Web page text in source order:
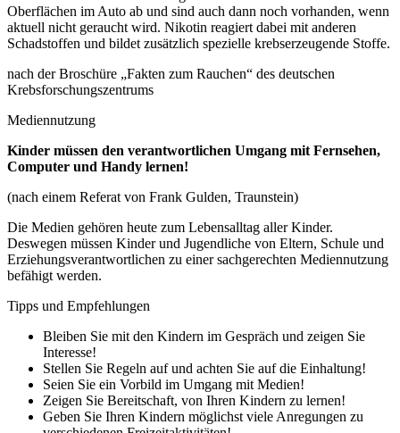
Oberflächen im Auto ab und sind auch dann noch vorhanden, wenn
aktuell nicht geraucht wird. Nikotin reagiert dabei mit anderen
Schadstoffen und bildet zusätzlich spezielle krebserzeugende Stoffe.
nach der Broschüre „Fakten zum Rauchen“ des deutschen
Krebsforschungszentrums
Mediennutzung
Kinder müssen den verantwortlichen Umgang mit Fernsehen,
Computer und Handy lernen!
(nach einem Referat von Frank Gulden, Traunstein)
Die Medien gehören heute zum Lebensalltag aller Kinder.
Deswegen müssen Kinder und Jugendliche von Eltern, Schule und
Erziehungsverantwortlichen zu einer sachgerechten Mediennutzung
befähigt werden.
Tipps und Empfehlungen
Bleiben Sie mit den Kindern im Gespräch und zeigen Sie
Interesse!
Stellen Sie Regeln auf und achten Sie auf die Einhaltung!
Seien Sie ein Vorbild im Umgang mit Medien!
Zeigen Sie Bereitschaft, von Ihren Kindern zu lernen!
Geben Sie Ihren Kindern möglichst viele Anregungen zu